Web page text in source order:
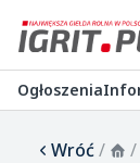
Ogłoszenia
Wróć/ /